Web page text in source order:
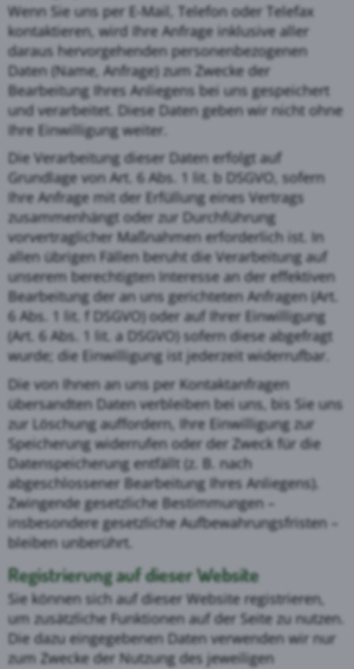
Wenn Sie uns per E-Mail, Telefon oder Telefax
kontaktieren, wird Ihre Anfrage inklusive aller
daraus hervorgehenden personenbezogenen
Daten (Name, Anfrage) zum Zwecke der
Bearbeitung Ihres Anliegens bei uns gespeichert
und verarbeitet. Diese Daten geben wir nicht ohne
Ihre Einwilligung weiter.
Die Verarbeitung dieser Daten erfolgt auf
Grundlage von Art. 6 Abs. 1 lit. b DSGVO, sofern
Ihre Anfrage mit der Erfüllung eines Vertrags
zusammenhängt oder zur Durchführung
vorvertraglicher Maßnahmen erforderlich ist. In
allen übrigen Fällen beruht die Verarbeitung auf
unserem berechtigten Interesse an der effektiven
Bearbeitung der an uns gerichteten Anfragen (Art.
6 Abs. 1 lit. f DSGVO) oder auf Ihrer Einwilligung
(Art. 6 Abs. 1 lit. a DSGVO) sofern diese abgefragt
wurde; die Einwilligung ist jederzeit widerrufbar.
Die von Ihnen an uns per Kontaktanfragen
übersandten Daten verbleiben bei uns, bis Sie uns
zur Löschung auffordern, Ihre Einwilligung zur
Speicherung widerrufen oder der Zweck für die
Datenspeicherung entfällt (z. B. nach
abgeschlossener Bearbeitung Ihres Anliegens).
Zwingende gesetzliche Bestimmungen –
insbesondere gesetzliche Aufbewahrungsfristen –
bleiben unberührt.
Registrierung auf dieser Website
Sie können sich auf dieser Website registrieren,
um zusätzliche Funktionen auf der Seite zu nutzen.
Die dazu eingegebenen Daten verwenden wir nur
zum Zwecke der Nutzung des jeweiligen